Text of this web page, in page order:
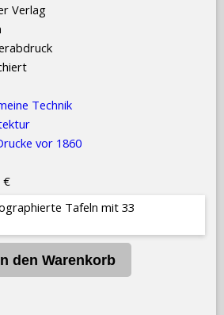
Verlag
Technik
vor 1860
€
Tafeln mit 33
den Warenkorb